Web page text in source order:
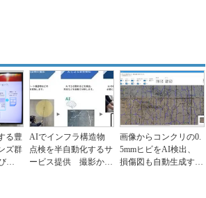
る豊
ズ群
割
AIでインフラ構造物
点検を半自動化するサ
ービス提供 撮影から
画像からコンクリの0.
5mmヒビをAI検出、
損傷図も自動生成する